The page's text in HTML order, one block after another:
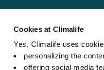
Cookies at Climalife
Yes, Climalife uses
personalizing the
offering social media